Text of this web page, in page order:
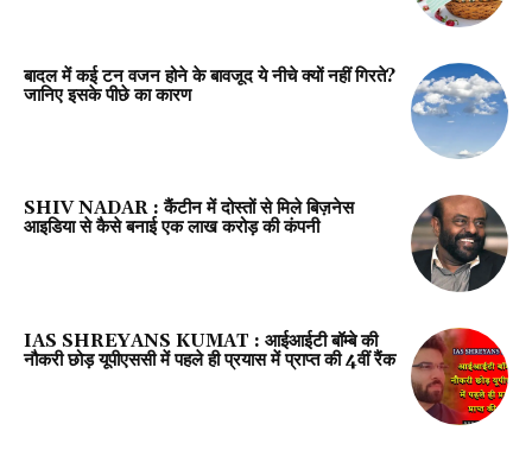
बादल में कई टन वजन होने के बावजूद ये नीचे क्यों नहीं गिरते?
जानिए इसके पीछे का कारण
SHIV NADAR : कैंटीन में दोस्तों से मिले बिज़नेस
आइडिया से कैसे बनाई एक लाख करोड़ की कंपनी
IAS SHREYANS KUMAT : आईआईटी बॉम्बे की
नौकरी छोड़ यूपीएससी में पहले ही प्रयास में प्राप्त की 4वीं रैंक